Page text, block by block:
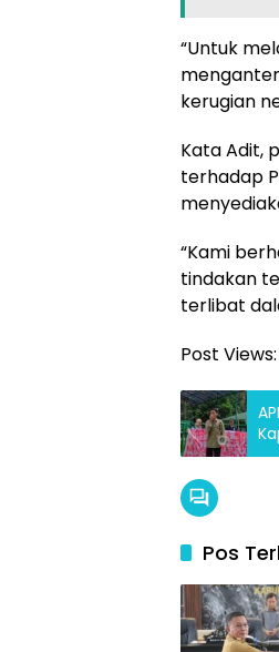
“Untuk
kerugian
Kata Adit,
terhadap
“Kami
tindakan
terlibat
Post Views:
Pos